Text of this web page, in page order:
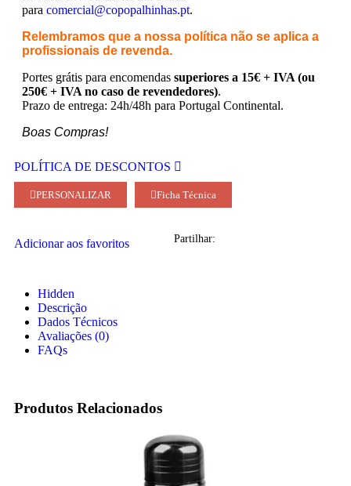
para comercial@copopalhinhas.pt.
Relembramos que a nossa política não se aplica a
profissionais de revenda.
Portes grátis para encomendas superiores a 15€ + IVA (ou
250€ + IVA no caso de revendedores).
Prazo de entrega: 24h/48h para Portugal Continental.
Boas Compras!
POLÍTICA DE DESCONTOS
PERSONALIZAR Ficha Técnica
Adicionar aos favoritos Partilhar:
Hidden
Descrição
Dados Técnicos
Avaliações (0)
FAQs
Produtos Relacionados